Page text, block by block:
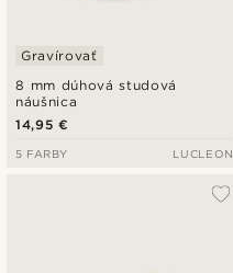
8 mm dúhová studová
náušnica
Gravírovať
14,95 €
5 FARBY LUCLEON